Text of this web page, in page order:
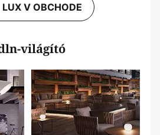
LUX V OBCHODE
világító